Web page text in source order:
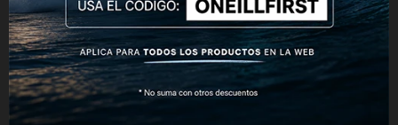
  
NEWSLETTER
¡Suscribite y recibí todas nuestras novedades!